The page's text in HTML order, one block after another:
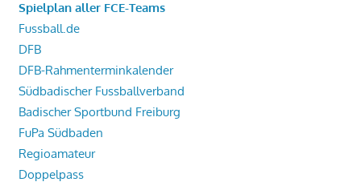
Spielplan aller FCE-Teams
Fussball.de
DFB
DFB-Rahmenterminkalender
Südbadischer Fussballverband
Badischer Sportbund Freiburg
FuPa Südbaden
Regioamateur
Doppelpass